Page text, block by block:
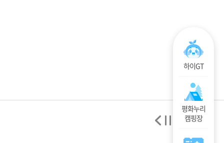
하이GT
평화누리
캠핑장